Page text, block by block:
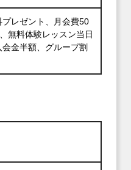
プレゼント、月会費50
無料体験レッスン当日
会金半額、グループ割